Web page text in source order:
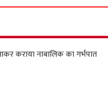
कराया नाबालिक का गर्भपात